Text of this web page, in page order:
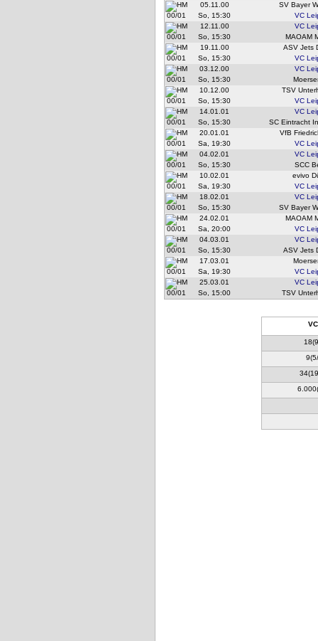
00/01
05.11.00
So, 15:30
SV Bayer
VC
00/01
12.11.00
So, 15:30
VC
MAOAM
00/01
19.11.00
So, 15:30
ASV Jets
VC
00/01
03.12.00
So, 15:30
VC
00/01
10.12.00
So, 15:30
TSV
VC
00/01
14.01.01
So, 15:30
VC
SC Eintracht
00/01
20.01.01
Sa, 19:30
VfB
VC
00/01
04.02.01
So, 15:30
VC
SCC
00/01
10.02.01
Sa, 19:30
evivo
VC
00/01
18.02.01
So, 15:30
VC
SV Bayer
00/01
24.02.01
Sa, 20:00
MAOAM
VC
00/01
04.03.01
So, 15:30
VC
ASV Jets
00/01
17.03.01
Sa, 19:30
VC
00/01
25.03.01
So, 15:00
VC
TSV